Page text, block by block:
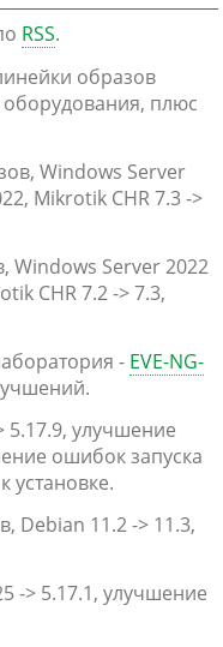
RSS.
образов
оборудования, плюс
Windows Server
Mikrotik CHR 7.3 ->
Windows Server 2022
CHR 7.2 -> 7.3,
- EVE-NG-
5.17.9, улучшение
ошибок запуска
установке.
Debian 11.2 -> 11.3,
-> 5.17.1, улучшение